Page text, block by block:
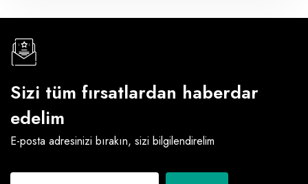
Sizi tüm fırsatlardan haberdar
edelim
E-posta adresinizi bırakın, sizi bilgilendirelim